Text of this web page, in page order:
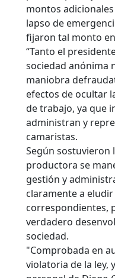
montos
lapso de
fijaron tal monto
“Tanto el
sociedad anónima
maniobra
efectos de ocultar
de trabajo, ya que
administran y
camaristas.
Según sostuvieron
productora se
gestión y
claramente a eludir
correspondientes,
verdadero
sociedad.
"Comprobada en
violatoria de la ley,